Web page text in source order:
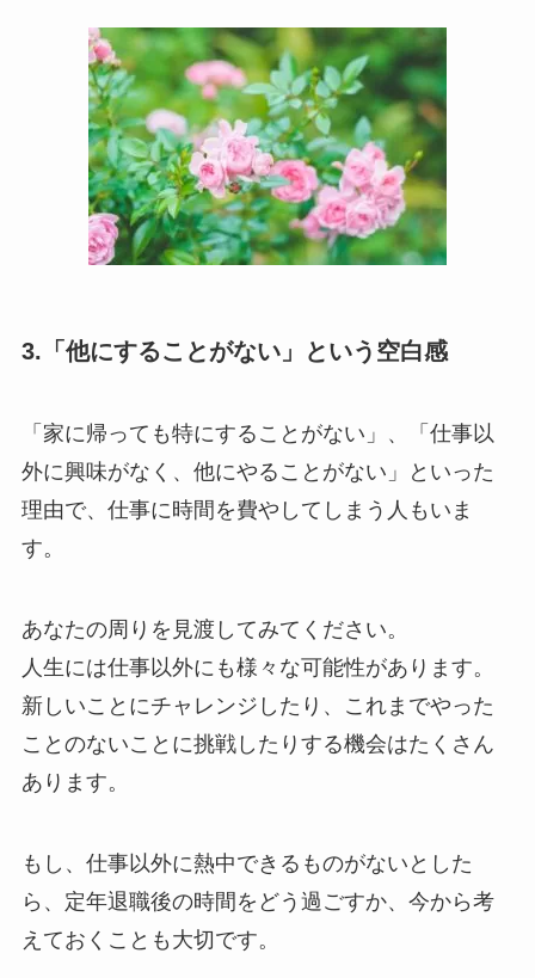
3.「他にすることがない」という空白感
「家に帰っても特にすることがない」、「仕事以
外に興味がなく、他にやることがない」といった
理由で、仕事に時間を費やしてしまう人もいま
す。
あなたの周りを見渡してみてください。
人生には仕事以外にも様々な可能性があります。
新しいことにチャレンジしたり、これまでやった
ことのないことに挑戦したりする機会はたくさん
あります。
もし、仕事以外に熱中できるものがないとした
ら、定年退職後の時間をどう過ごすか、今から考
えておくことも大切です。